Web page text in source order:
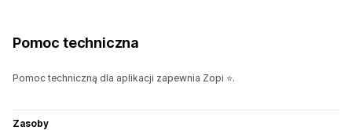
Pomoc techniczna
Pomoc techniczną dla aplikacji zapewnia Zopi ⭐.
Zasoby